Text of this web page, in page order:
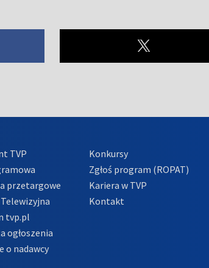
TVP
przetargowe
tvp.pl
ogłoszenia
o nadawcy
Konkursy
Zgłoś program (ROPAT)
Kariera w TVP
Kontakt